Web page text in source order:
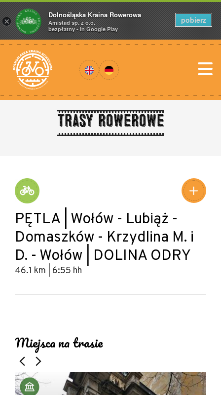
Trasy rowerowe
PĘTLA | Wołów - Lubiąż -
Domaszków - Krzydlina M. i
D. - Wołów | DOLINA ODRY
46.1 km | 6:55 hh
−
Miejsca na trasie
×
Dolnośląska Kraina Rowerowa
Amistad sp. z o.o.
bezpłatny - In Google Play
pobierz